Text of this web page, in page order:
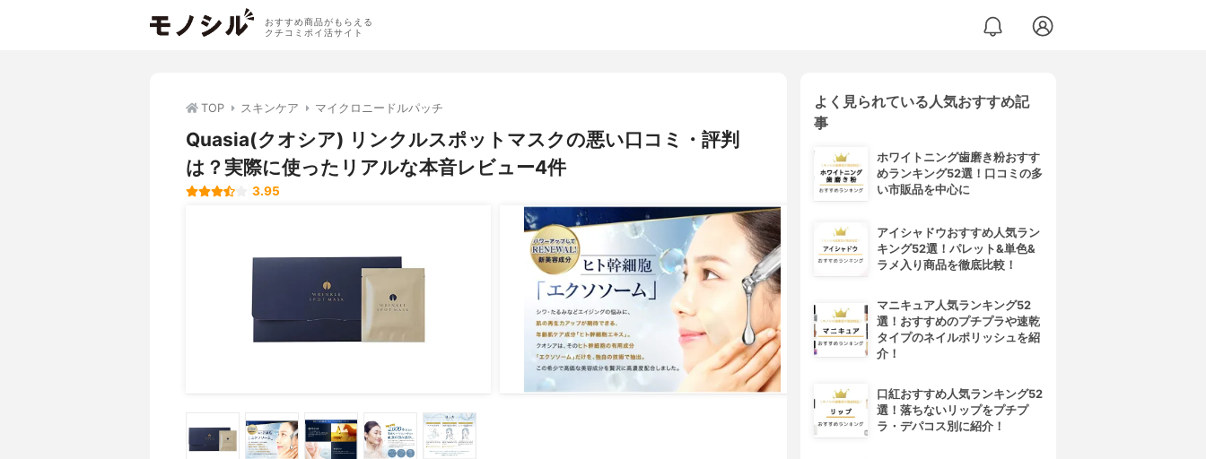
おすすめ商品がもらえる
クチコミポイ活サイト
TOP スキンケア マイクロニードルパッチ
Quasia(クオシア) リンクルスポットマスクの悪い口コミ・評判
は？実際に使ったリアルな本音レビュー4件
3.95
よく見られている人気おすすめ記
事
ホワイトニング歯磨き粉おすす
めランキング52選！口コミの多
い市販品を中心に
アイシャドウおすすめ人気ラン
キング52選！パレット&単色&
ラメ入り商品を徹底比較！
マニキュア人気ランキング52
選！おすすめのプチプラや速乾
タイプのネイルポリッシュを紹
介！
口紅おすすめ人気ランキング52
選！落ちないリップをプチプ
ラ・デパコス別に紹介！